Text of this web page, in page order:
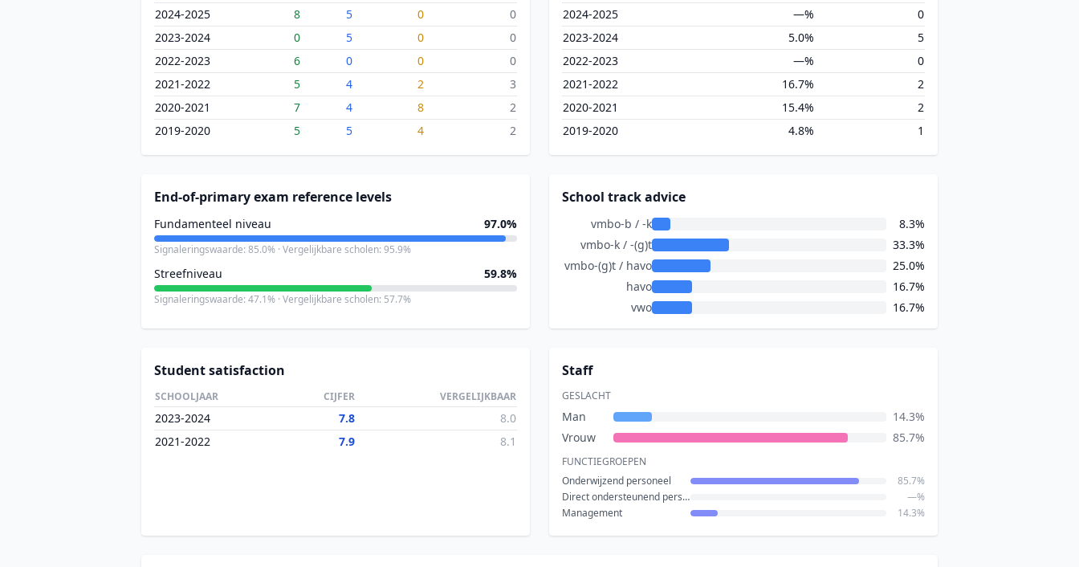
2024-2025 8 5 0
0
2023-2024
0 5 0
0
2022-2023
6 0 0
0
2021-2022
5 4 2
3
2020-2021
7 4 8
2
2019-2020
5 5 4 2
2024-2025 —%
0
2023-2024
5.0%
5
2022-2023
—%
0
2021-2022
16.7%
2
2020-2021
15.4%
2
2019-2020
4.8% 1
End-of-primary exam reference levels
Fundamenteel niveau 97.0%
Signaleringswaarde: 85.0% · Vergelijkbare scholen: 95.9%
Streefniveau 59.8%
Signaleringswaarde: 47.1% · Vergelijkbare scholen: 57.7%
School track advice
vmbo-b / -k
8.3%
vmbo-k / -(g)t
33.3%
vmbo-(g)t / havo
25.0%
havo
16.7%
vwo
16.7%
Student satisfaction
SCHOOLJAAR CIJFER VERGELIJKBAAR
2023-2024 7.8
8.0
2021-2022
7.9 8.1
Staff
GESLACHT
Man
14.3%
Vrouw
85.7%
FUNCTIEGROEPEN
Onderwijzend personeel
85.7%
Direct ondersteunend personeel
—%
Management
14.3%